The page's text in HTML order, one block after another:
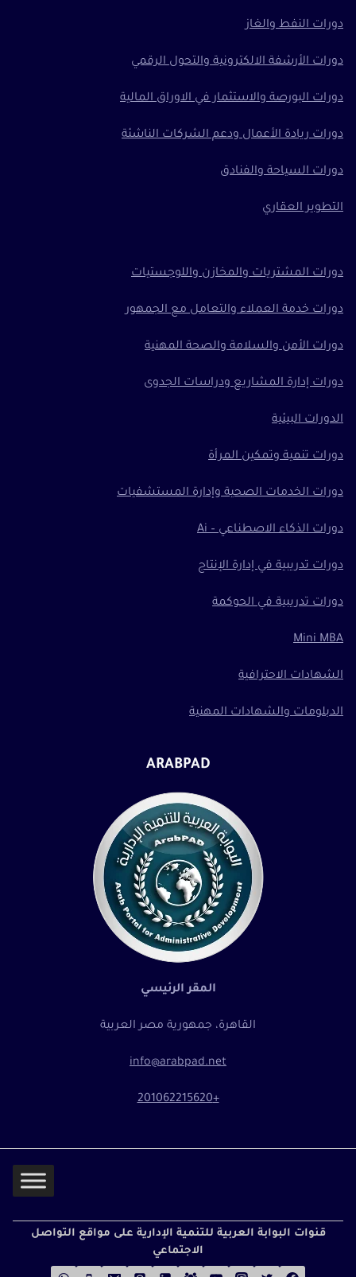
دورات النفط والغاز
دورات الأرشفة الالكترونية والتحول الرقمي
دورات البورصة والاستثمار في الاوراق المالية
دورات ريادة الأعمال ودعم الشركات الناشئة
دورات السياحة والفنادق
التطوير العقاري
دورات المشتريات والمخازن واللوجستيات
دورات خدمة العملاء والتعامل مع الجمهور
دورات الأمن والسلامة والصحة المهنية
دورات إدارة المشاريع ودراسات الجدوى
الدورات البيئية
دورات تنمية وتمكين المرأة
دورات الخدمات الصحية وإدارة المستشفيات
دورات الذكاء الاصطناعي – Ai
دورات تدريبية في إدارة الإنتاج
دورات تدريبية في الحوكمة
Mini MBA
الشهادات الاحترافية
الدبلومات والشهادات المهنية
ARABPAD
المقر الرئيسي
القاهرة، جمهورية مصر العربية
info@arabpad.net
+201062215620
قنوات البوابة العربية للتنمية الإدارية على مواقع التواصل
الاجتماعي